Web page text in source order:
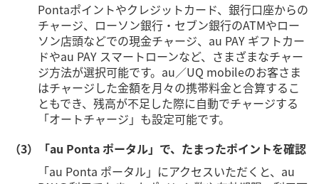
Pontaポイントやクレジットカード、銀行口座からの
チャージ、ローソン銀行・セブン銀行のATMやロー
ソン店頭などでの現金チャージ、au PAY ギフトカー
ドやau PAY スマートローンなど、さまざまなチャー
ジ方法が選択可能です。au／UQ mobileのお客さま
はチャージした金額を月々の携帯料金と合算するこ
ともでき、残高が不足した際に自動でチャージする
「オートチャージ」も設定可能です。
（3）「au Ponta ポータル」で、たまったポイントを確認
「au Ponta ポータル」にアクセスいただくと、au